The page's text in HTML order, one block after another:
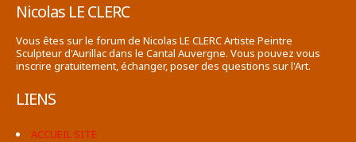
Nicolas LE CLERC
Vous êtes sur le forum de Nicolas LE CLERC Artiste Peintre
Sculpteur d'Aurillac dans le Cantal Auvergne. Vous pouvez vous
inscrire gratuitement, échanger, poser des questions sur l'Art.
LIENS
ACCUEIL SITE